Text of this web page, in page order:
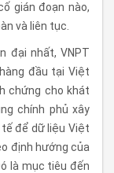
gián đoạn nào,
và liên tục.
đại nhất, VNPT
đầu tại Việt
chứng cho khát
chính phủ xây
để dữ liệu Việt
định hướng của
là mục tiêu đến